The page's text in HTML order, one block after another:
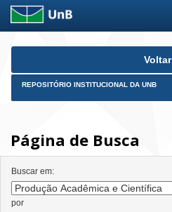
Skip
Voltar
REPOSITÓRIO INSTITUCIONAL DA UNB
Página de Busca
Buscar em:
por